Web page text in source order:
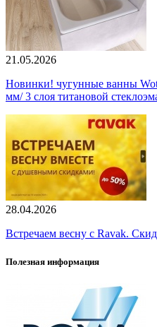
21.05.2026
Новинки! чугунные ванны
мм/ 3 слоя титановой
28.04.2026
Встречаем весну с Ravak.
Полезная информация